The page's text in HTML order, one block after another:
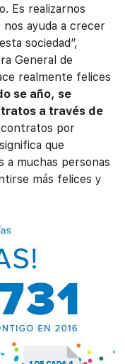
Es realizarnos
nos ayuda a crecer
sociedad”,
General de
realmente felices
se año, se
a través de
contratos por
que
a muchas personas
más felices y